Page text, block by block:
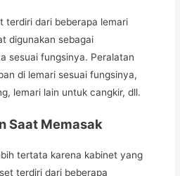
terdiri dari beberapa lemari
digunakan sebagai
sesuai fungsinya. Peralatan
di lemari sesuai fungsinya,
lemari lain untuk cangkir, dll.
Saat Memasak
tertata karena kabinet yang
terdiri dari beberapa